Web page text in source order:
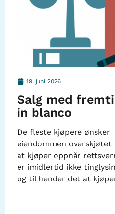
19. juni 2026
Salg med
in blanco
De fleste kjøpere ønsker
eiendommen overskjøtet
at kjøper oppnår
er imidlertid ikke
og til hender det at